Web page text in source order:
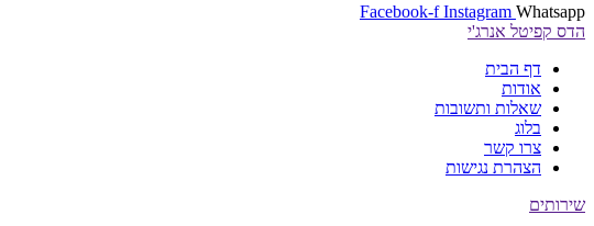
Facebook-f Instagram Whatsapp
הדס קפיטל אנרג'י
דף הבית
אודות
שאלות ותשובות
בלוג
צרו קשר
הצהרת נגישות
שירותים